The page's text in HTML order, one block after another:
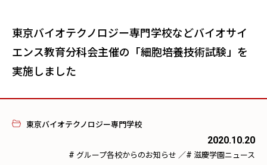
東京バイオテクノロジー専門学校などバイオサイ
エンス教育分科会主催の「細胞培養技術試験」を
実施しました
東京バイオテクノロジー専門学校
2020.10.20
# グループ各校からのお知らせ ／# 滋慶学園ニュース